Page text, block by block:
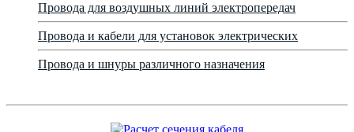
Провода для воздушных линий электропередач
Провода и кабели для установок электрических
Провода и шнуры различного назначения